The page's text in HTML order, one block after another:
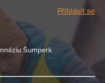
Přihlásit se
Šumperk